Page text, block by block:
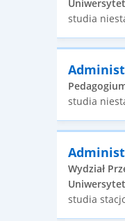
studia
studia
Wydział
studia